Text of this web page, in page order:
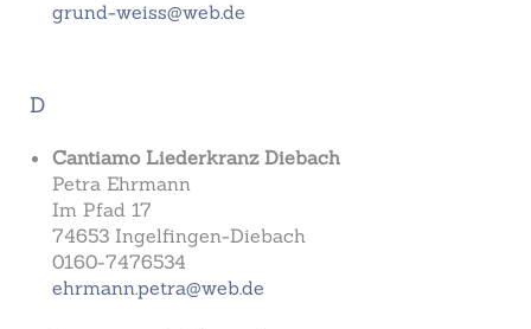
grund-weiss@web.de
D
Cantiamo Liederkranz Diebach
Petra Ehrmann
Im Pfad 17
74653 Ingelfingen-Diebach
0160-7476534
ehrmann.petra@web.de